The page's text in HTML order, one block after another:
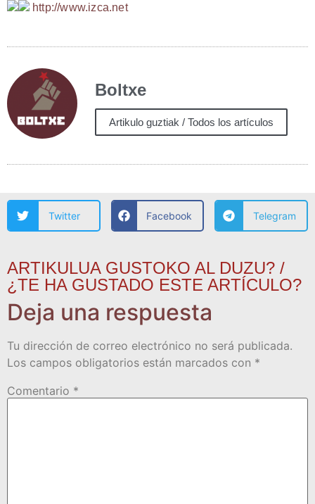
http://​www​.izca​.net
Boltxe
Artikulo guztiak / Todos los artículos
Twitter Facebook Telegram
ARTIKULUA GUSTOKO AL DUZU? /
¿TE HA GUSTADO ESTE ARTÍCULO?
Deja una respuesta
Tu dirección de correo electrónico no será publicada.
Los campos obligatorios están marcados con *
Comentario *